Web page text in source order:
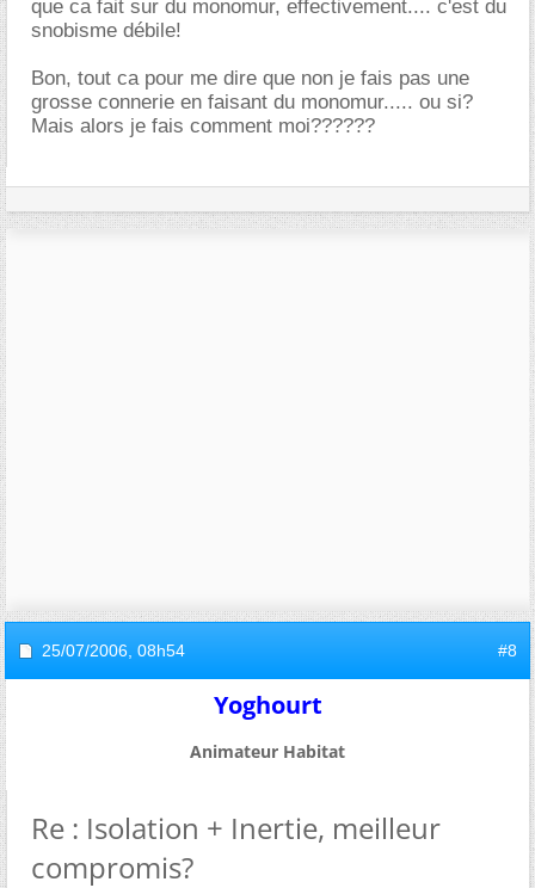
que ca fait sur du monomur, effectivement.... c'est du
snobisme débile!
Bon, tout ca pour me dire que non je fais pas une
grosse connerie en faisant du monomur..... ou si?
Mais alors je fais comment moi??????
25/07/2006, 08h54 #8
Yoghourt
Animateur Habitat
Re : Isolation + Inertie, meilleur
compromis?